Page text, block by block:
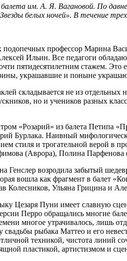
балета им. А. Я. Вагановой. По
белых ночей». В течение
подопечных профессор Марина
Ильин. Все педагоги
пятидесятилетним стажем.
украшавшие и поныне
складывается не из
но и учеников разных
«Розарий» из балета
Бурлака. Наивный
стиля и трогательной верой в
(Аврора), Полина Парфенова
Генслер возродила забытый
вошла как фрагмент в балет
Колесников, Ульяна Грицина и
Цезаря Пуни имеет славную
Перро обращались многие
многое утрачивалось, лишь
свадьбы рыбака Маттео и его
техникой, чистота линий
пластикой, артистизмом и